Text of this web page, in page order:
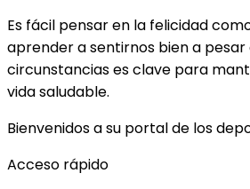
Es fácil pensar en la felicidad
aprender a sentirnos bien a pesar
circunstancias es clave para
vida saludable.
Bienvenidos a su portal de los
Acceso rápido